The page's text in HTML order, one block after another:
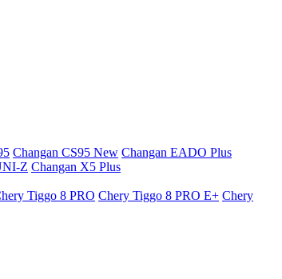
Changan CS95 New Changan EADO Plus
Z Changan X5 Plus
Tiggo 8 PRO Chery Tiggo 8 PRO E+ Chery